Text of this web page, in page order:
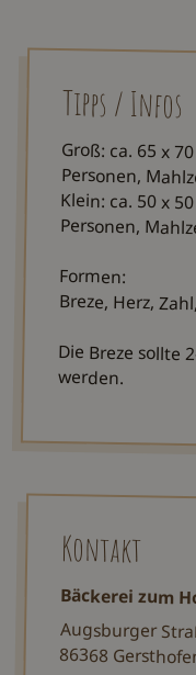
Kontakt
Bäckerei zum
Augsburger
86368
Tipps / Infos
Groß: ca. 65 x
Personen,
Klein: ca. 50 x
Personen,
Formen:
Breze, Herz,
Die Breze sollte
werden.